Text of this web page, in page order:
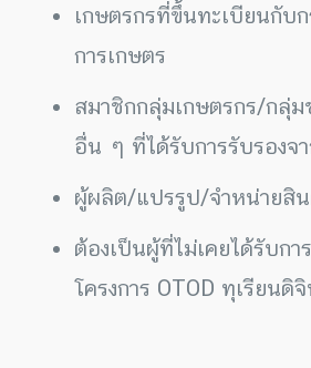
เกษตรกรที่ขึ้นทะเบียนกับก
การเกษตร
สมาชิกกลุ่มเกษตรกร/กลุ่
อื่น ๆ ที่ได้รับการรับรองจ
ผู้ผลิต/แปรรูป/จำหน่ายสิ
ต้องเป็นผู้ที่ไม่เคยได้รับกา
โครงการ OTOD ทุเรียนดิ